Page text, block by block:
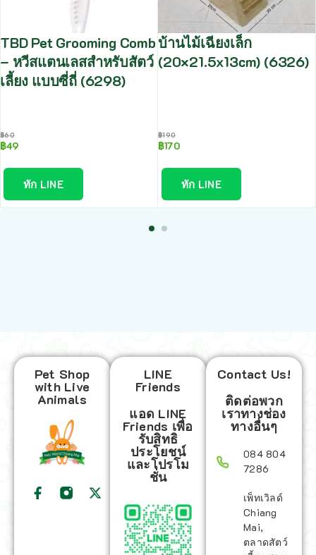
TBD Pet Grooming Comb
– หวีสแตนเลสสำหรับสัตว์
เลี้ยง แบบซี่ถี่ (6298)
฿60
฿49
ทัก LINE
บ้านไม้เฉียงเล็ก
(20×21.5x13cm) (6326)
฿190
฿170
ทัก LINE
Pet Shop
with Live
Animals
LINE
Friends
แอด LINE
Friends เพื่อ
รับสิทธิ
ประโยชน์
และโปรโม
ชั่น
Contact Us!
ติดต่อพวก
เราทางช่อง
ทางอื่นๆ
084 804
7286
เพ็ทเวิลด์
Chiang
Mai,
ตลาดสัตว์